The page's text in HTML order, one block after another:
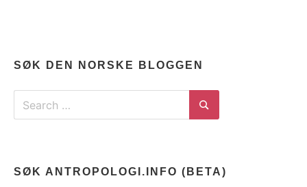
SØK DEN NORSKE BLOGGEN
Search
SØK ANTROPOLOGI.INFO (BETA)